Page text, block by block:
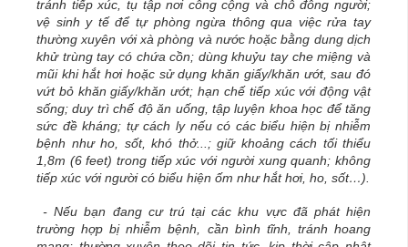
tránh tiếp xúc, tụ tập nơi công cộng và chỗ đông người;
vệ sinh y tế để tự phòng ngừa thông qua việc rửa tay
thường xuyên với xà phòng và nước hoặc bằng dung dịch
khử trùng tay có chứa cồn; dùng khuỷu tay che miệng và
mũi khi hắt hơi hoặc sử dụng khăn giấy/khăn ướt, sau đó
vứt bỏ khăn giấy/khăn ướt; hạn chế tiếp xúc với động vật
sống; duy trì chế độ ăn uống, tập luyện khoa học để tăng
sức đề kháng; tự cách ly nếu có các biểu hiện bị nhiễm
bệnh như ho, sốt, khó thở...; giữ khoảng cách tối thiểu
1,8m (6 feet) trong tiếp xúc với người xung quanh; không
tiếp xúc với người có biểu hiện ốm như hắt hơi, ho, sốt…).
- Nếu bạn đang cư trú tại các khu vực đã phát hiện
trường hợp bị nhiễm bệnh, cần bình tĩnh, tránh hoang